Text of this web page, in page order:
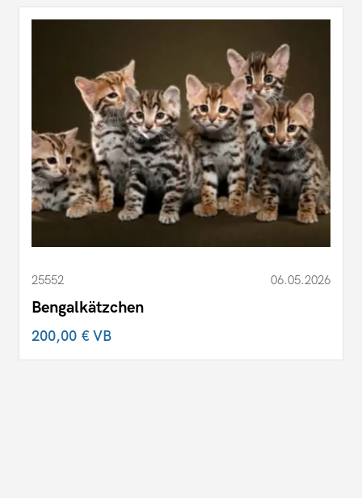
25552 06.05.2026
Bengalkätzchen
200,00 €VB